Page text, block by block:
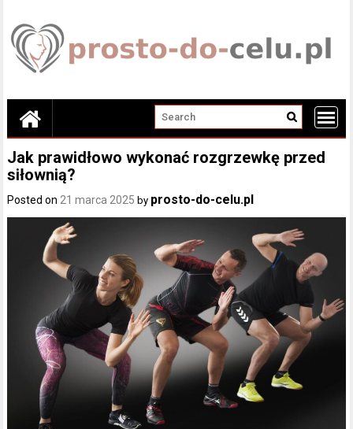
content
Jak prawidłowo wykonać rozgrzewkę przed
siłownią?
Posted on21 marca 2025 by prosto-do-celu.pl